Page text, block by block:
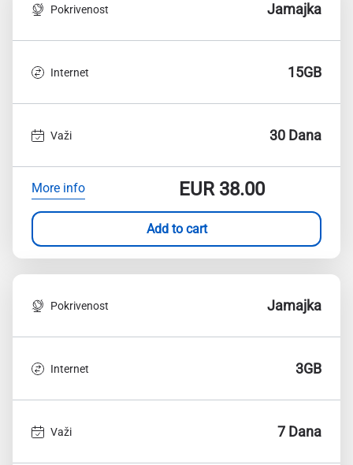
Pokrivenost Jamajka
Internet 15GB
Važi 30 Dana
More info EUR38.00
Add to cart
Pokrivenost Jamajka
Internet 3GB
Važi 7 Dana